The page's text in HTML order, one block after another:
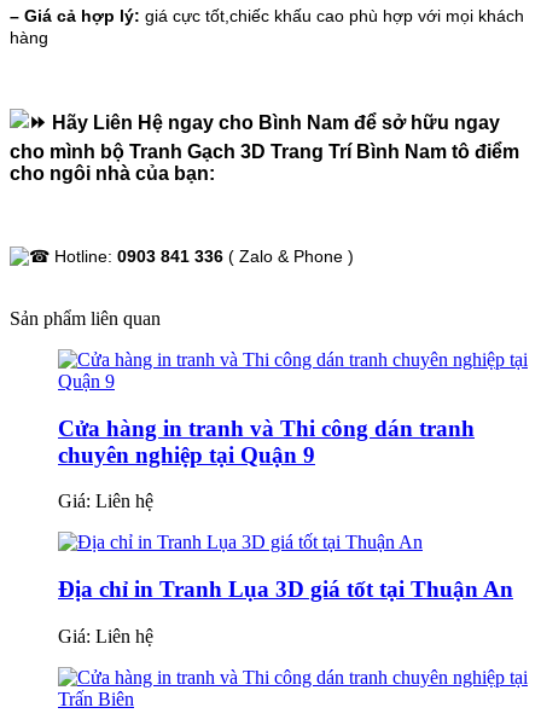
– Giá cả hợp lý: giá cực tốt,chiếc khấu cao phù hợp với mọi khách
hàng
Hãy Liên Hệ ngay cho Bình Nam để sở hữu ngay
cho mình bộ Tranh Gạch 3D Trang Trí Bình Nam tô điểm
cho ngôi nhà của bạn:
Hotline: 0903 841 336 ( Zalo & Phone )
Sản phẩm liên quan
Cửa hàng in tranh và Thi công dán tranh
chuyên nghiệp tại Quận 9
Giá: Liên hệ
Địa chỉ in Tranh Lụa 3D giá tốt tại Thuận An
Giá: Liên hệ